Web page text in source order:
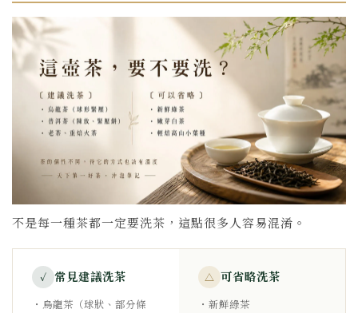
不是每一種茶都一定要洗茶，這點很多人容易混淆。
✓ 常見建議洗茶
・烏龍茶（球狀、部分條
△ 可省略洗茶
・新鮮綠茶